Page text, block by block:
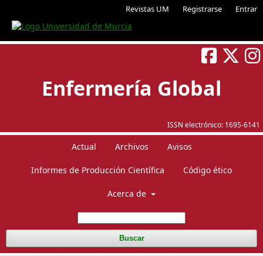
Revistas UM Registrarse Entrar
ISSN electrónico: 1695-6141
Enfermería Global
Actual Archivos Avisos
Informes de Producción Científica Código ético
Acerca de
Buscar